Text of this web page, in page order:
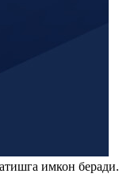
имкон беради.